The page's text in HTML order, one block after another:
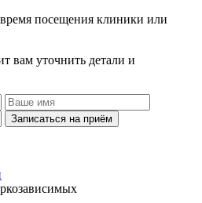
посещения клиники или
вам уточнить детали и
Записаться на приём